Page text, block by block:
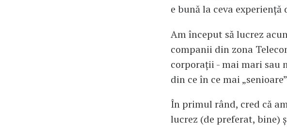
e bună la ceva
Am început să lucrez
companii din zona
corporații - mai mari sau
din ce în ce mai
În primul rând, cred că
lucrez (de preferat, bine)